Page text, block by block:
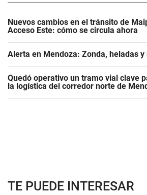
Nuevos cambios en el tránsito de
Acceso Este: cómo se circula ahora
Alerta en Mendoza: Zonda, heladas
Quedó operativo un tramo vial clave
la logística del corredor norte de
TE PUEDE INTERESAR